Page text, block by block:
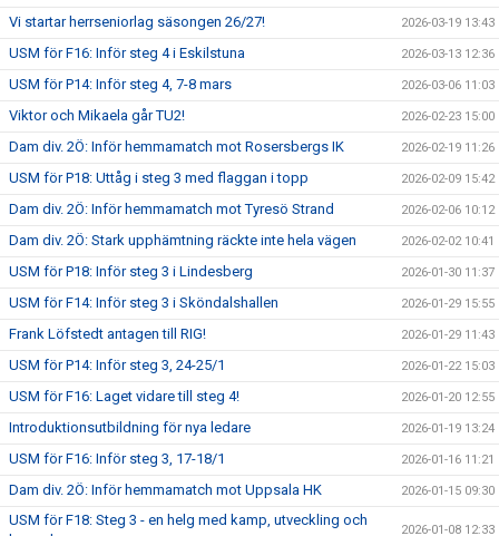
Vi startar herrseniorlag säsongen 26/27! 2026-03-19 13:43
USM för F16: Inför steg 4 i Eskilstuna 2026-03-13 12:36
USM för P14: Inför steg 4, 7-8 mars 2026-03-06 11:03
Viktor och Mikaela går TU2! 2026-02-23 15:00
Dam div. 2Ö: Inför hemmamatch mot Rosersbergs IK 2026-02-19 11:26
USM för P18: Uttåg i steg 3 med flaggan i topp 2026-02-09 15:42
Dam div. 2Ö: Inför hemmamatch mot Tyresö Strand 2026-02-06 10:12
Dam div. 2Ö: Stark upphämtning räckte inte hela vägen 2026-02-02 10:41
USM för P18: Inför steg 3 i Lindesberg 2026-01-30 11:37
USM för F14: Inför steg 3 i Sköndalshallen 2026-01-29 15:55
Frank Löfstedt antagen till RIG! 2026-01-29 11:43
USM för P14: Inför steg 3, 24-25/1 2026-01-22 15:03
USM för F16: Laget vidare till steg 4! 2026-01-20 12:55
Introduktionsutbildning för nya ledare 2026-01-19 13:24
USM för F16: Inför steg 3, 17-18/1 2026-01-16 11:21
Dam div. 2Ö: Inför hemmamatch mot Uppsala HK 2026-01-15 09:30
USM för F18: Steg 3 - en helg med kamp, utveckling och
2026-01-08 12:33